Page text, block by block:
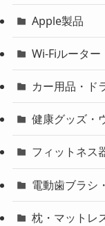
Apple製品
Wi-Fiルーター
カー用品・ド
健康グッズ・
フィットネス
電動歯ブラシ
枕・マットレ